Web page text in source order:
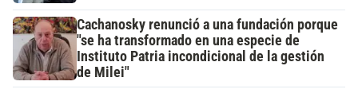
Cachanosky renunció a una fundación porque
"se ha transformado en una especie de
Instituto Patria incondicional de la gestión
de Milei"